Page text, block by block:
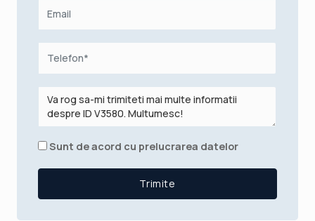
Sunt de acord cu prelucrarea datelor